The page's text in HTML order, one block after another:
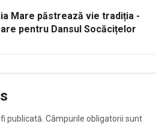
Mare păstrează vie tradiția -
pentru Dansul Socăcițelor
publicată. Câmpurile obligatorii sunt